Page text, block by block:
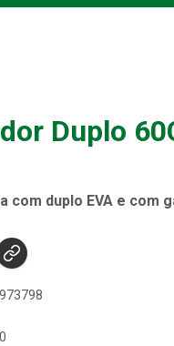
Duplo
com duplo EVA e com